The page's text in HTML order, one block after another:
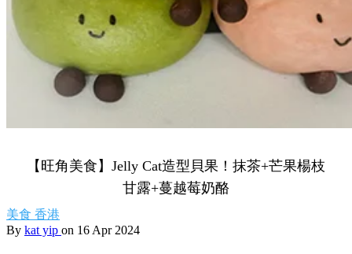
【旺角美食】Jelly Cat造型貝果！抹茶+芒果楊枝
甘露+蔓越莓奶酪
美食 香港
By kat yip on 16 Apr 2024